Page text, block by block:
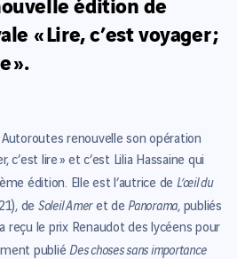
« Lire, c’est voyager ;
».
renouvelle son opération
c’est lire » et c’est Lilia Hassaine qui
édition. Elle est l’autrice de L’œil du
de Soleil Ameret dePanorama, publiés
reçu le prix Renaudot des lycéens pour
publiéDes choses sans importance